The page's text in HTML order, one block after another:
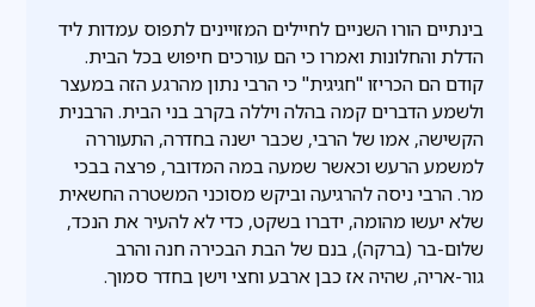
בינתיים הורו השניים לחיילים המזויינים לתפוס עמדות ליד
הדלת והחלונות ואמרו כי הם עורכים חיפוש בכל הבית.
קודם הם הכריזו "חגיגית" כי הרבי נתון מהרגע הזה במעצר
ולשמע הדברים קמה בהלה ויללה בקרב בני הבית. הרבנית
הקשישה, אמו של הרבי, שכבר ישנה בחדרה, התעוררה
למשמע הרעש וכאשר שמעה במה המדובר, פרצה בבכי
מר. הרבי ניסה להרגיעה וביקש מסוכני המשטרה החשאית
שלא יעשו מהומה, ידברו בשקט, כדי לא להעיר את הנכד,
שלום-בר (ברקה), בנם של הבת הבכירה חנה והרב
גור-אריה, שהיה אז כבן ארבע וחצי וישן בחדר סמוך.